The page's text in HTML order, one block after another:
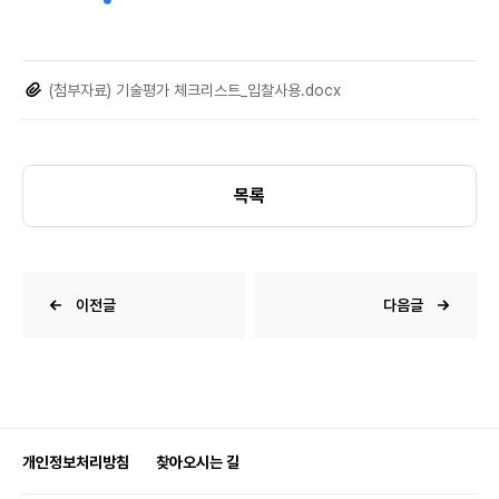
(첨부자료) 기술평가 체크리스트_입찰사용.docx
목록
이전글 다음글
개인정보처리방침 찾아오시는 길